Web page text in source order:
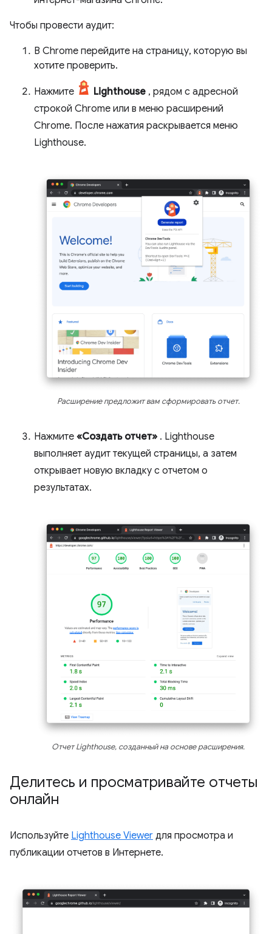
Чтобы провести аудит:
В Chrome перейдите на страницу, которую вы
хотите проверить.
Нажмите Lighthouse , рядом с адресной
строкой Chrome или в меню расширений
Chrome. После нажатия раскрывается меню
Lighthouse.
Расширение предложит вам сформировать отчет.
Нажмите «Создать отчет» . Lighthouse
выполняет аудит текущей страницы, а затем
открывает новую вкладку с отчетом о
результатах.
Отчет Lighthouse, созданный на основе расширения.
Делитесь и просматривайте отчеты
онлайн
Используйте Lighthouse Viewer для просмотра и
публикации отчетов в Интернете.